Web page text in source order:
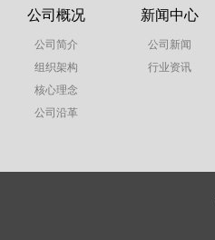
公司概况
公司简介
组织架构
核心理念
公司沿革
新闻中心
公司新闻
行业资讯